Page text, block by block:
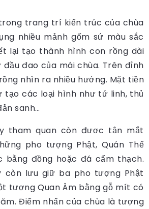
trang trí kiến trúc của chùa
nhiều mảnh gốm sứ màu sắc
lại tạo thành hình con rồng dài
đao của mái chùa. Trên đỉnh
nhìn ra nhiều hướng. Mặt tiền
tạo các loại hình như tứ linh, thủ
sanh…
tham quan còn được tận mắt
pho tượng Phật, Quán Thế
bằng đồng hoặc đá cẩm thạch.
còn lưu giữ ba pho tượng Phật
tượng Quan Âm bằng gỗ mít có
Điểm nhấn của chùa là tượng